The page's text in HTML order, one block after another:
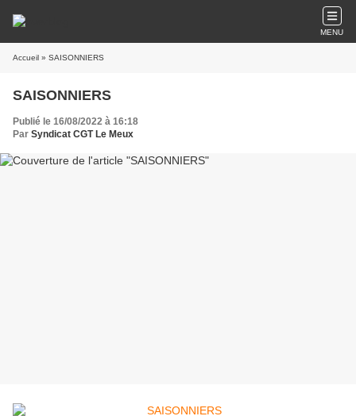
MENU
Accueil » SAISONNIERS
SAISONNIERS
Publié le 16/08/2022 à 16:18
Par Syndicat CGT Le Meux